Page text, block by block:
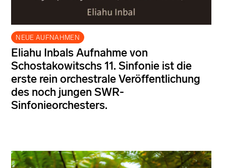
NEUE AUFNAHMEN
Eliahu Inbals Aufnahme von
Schostakowitschs 11. Sinfonie ist die
erste rein orchestrale Veröffentlichung
des noch jungen SWR-
Sinfonieorchesters.